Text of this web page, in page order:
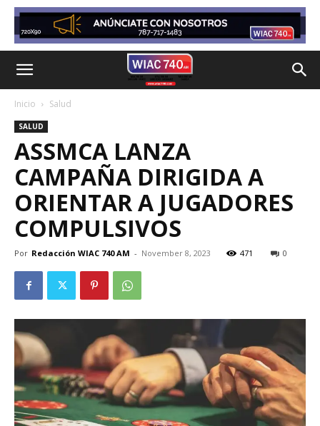
Inicio Salud
SALUD
ASSMCA LANZA
CAMPAÑA DIRIGIDA A
ORIENTAR A JUGADORES
COMPULSIVOS
Por Redacción WIAC 740 AM - November 8, 2023 471 0